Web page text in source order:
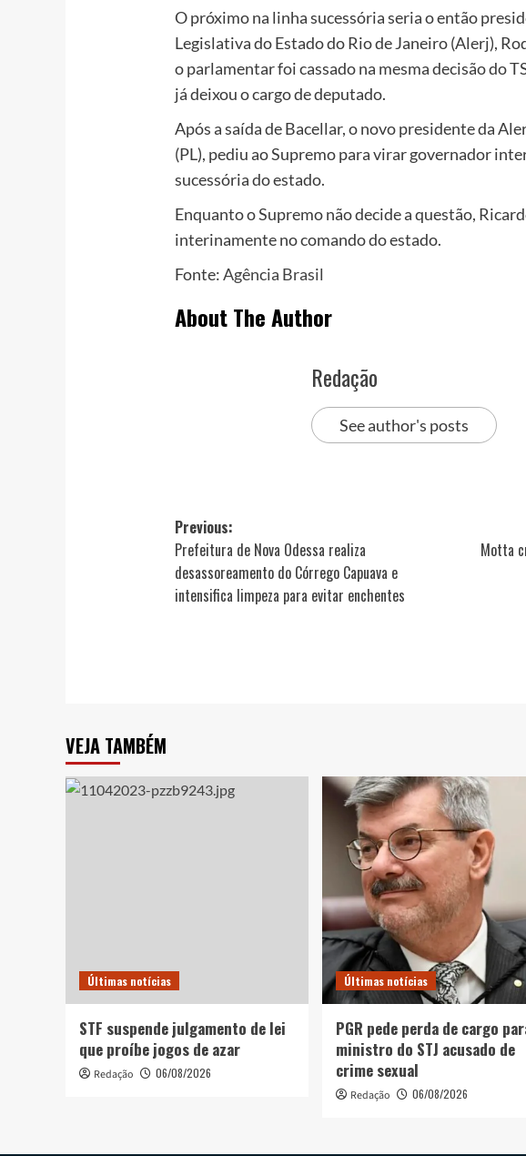
O próximo na linha sucessória seria o então
Legislativa do Estado do Rio de Janeiro (Alerj),
o parlamentar foi cassado na mesma decisão do
já deixou o cargo de deputado.
Após a saída de Bacellar, o novo presidente da
(PL), pediu ao Supremo para virar governador
sucessória do estado.
Enquanto o Supremo não decide a questão,
interinamente no comando do estado.
Fonte:Agência Brasil
About The Author
Redação
See author's posts
Post
navigation
Previous:
Prefeitura de Nova Odessa realiza
desassoreamento do Córrego Capuava e
intensifica limpeza para evitar enchentes
Motta
VEJA TAMBÉM
Últimas notícias
STF suspende julgamento de lei
que proíbe jogos de azar
Redação 06/08/2026
Últimas notícias
PGR pede perda de cargo
ministro do STJ acusado de
crime sexual
Redação 06/08/2026